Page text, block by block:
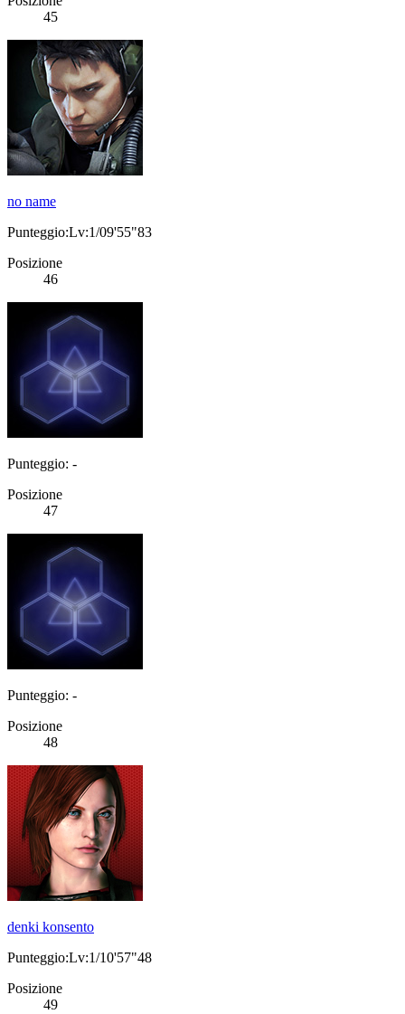
45
no name
Punteggio:Lv:1/09'55"83
Posizione
46
Punteggio: -
Posizione
47
Punteggio: -
Posizione
48
denki konsento
Punteggio:Lv:1/10'57"48
Posizione
49